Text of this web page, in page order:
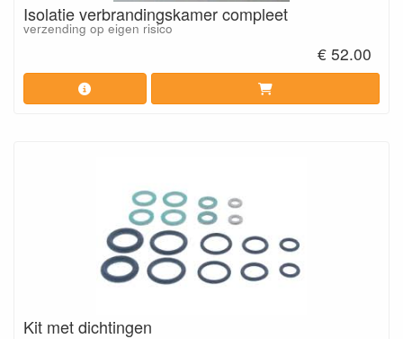
Isolatie verbrandingskamer compleet
verzending op eigen risico
€ 52.00
Kit met dichtingen